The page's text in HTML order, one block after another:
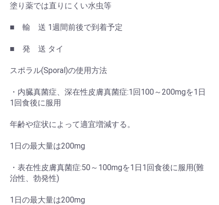
塗り薬では直りにくい水虫等
■ 輸 送 1週間前後で到着予定
■ 発 送 タイ
スポラル(Sporal)の使用方法
・内臓真菌症、深在性皮膚真菌症:1回100～200mgを1日
1回食後に服用
年齢や症状によって適宜増減する。
1日の最大量は200mg
・表在性皮膚真菌症:50～100mgを1日1回食後に服用(難
治性、勃発性)
1日の最大量は200mg